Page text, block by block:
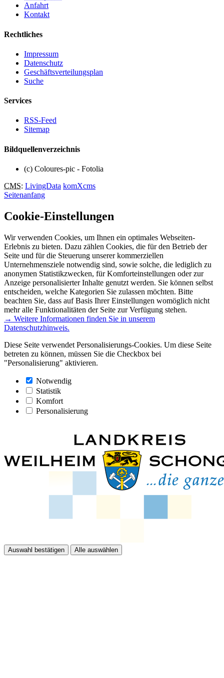
Anfahrt
Kontakt
Rechtliches
Impressum
Datenschutz
Geschäftsverteilungsplan
Suche
Services
RSS-Feed
Sitemap
Bildquellenverzeichnis
(c) Coloures-pic - Fotolia
CMS: LivingData komXcms
Seitenanfang
Cookie-Einstellungen
Wir verwenden Cookies, um Ihnen ein optimales Webseiten-
Erlebnis zu bieten. Dazu zählen Cookies, die für den Betrieb der
Seite und für die Steuerung unserer kommerziellen
Unternehmensziele notwendig sind, sowie solche, die lediglich zu
anonymen Statistikzwecken, für Komforteinstellungen oder zur
Anzeige personalisierter Inhalte genutzt werden. Sie können selbst
entscheiden, welche Kategorien Sie zulassen möchten. Bitte
beachten Sie, dass auf Basis Ihrer Einstellungen womöglich nicht
mehr alle Funktionalitäten der Seite zur Verfügung stehen.
→ Weitere Informationen finden Sie in unserem
Datenschutzhinweis.
Diese Seite verwendet Personalisierungs-Cookies. Um diese Seite
betreten zu können, müssen Sie die Checkbox bei
"Personalisierung" aktivieren.
Notwendig
Statistik
Komfort
Personalisierung
Auswahl bestätigen Alle auswählen